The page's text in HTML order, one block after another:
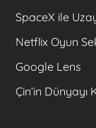
SpaceX ile
Netflix Oyun
Google Lens
Çin’in